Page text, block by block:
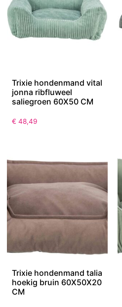
Trixie hondenmand vital
jonna ribfluweel
saliegroen 60X50 CM
€ 48,49
Trixie hondenmand talia
hoekig bruin 60X50X20
CM